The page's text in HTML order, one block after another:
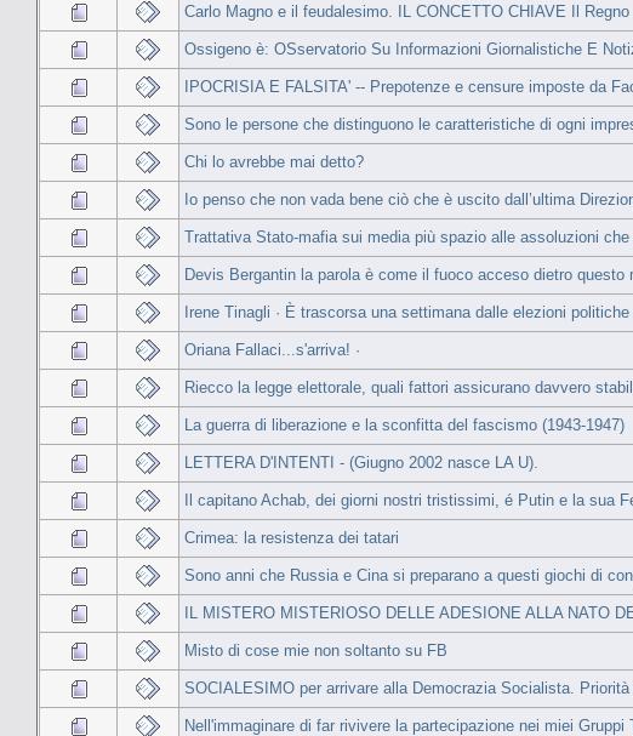
Carlo Magno e il feudalesimo. IL CONCETTO CHIAVE Il
Ossigeno è: OSservatorio Su Informazioni Giornalistiche E
IPOCRISIA E FALSITA' -- Prepotenze e censure imposte da
Sono le persone che distinguono le caratteristiche di ogni
Chi lo avrebbe mai detto?
Io penso che non vada bene ciò che è uscito dall’ultima
Trattativa Stato-mafia sui media più spazio alle assoluzioni
Devis Bergantin la parola è come il fuoco acceso dietro questo
Irene Tinagli · È trascorsa una settimana dalle elezioni politiche
Oriana Fallaci...s'arriva! ·
Riecco la legge elettorale, quali fattori assicurano davvero
La guerra di liberazione e la sconfitta del fascismo (1943-1947)
LETTERA D'INTENTI - (Giugno 2002 nasce LA U).
Il capitano Achab, dei giorni nostri tristissimi, é Putin e la sua
Crimea: la resistenza dei tatari
Sono anni che Russia e Cina si preparano a questi giochi di
IL MISTERO MISTERIOSO DELLE ADESIONE ALLA NATO
Misto di cose mie non soltanto su FB
SOCIALESIMO per arrivare alla Democrazia Socialista.
Nell'immaginare di far rivivere la partecipazione nei miei Gruppi